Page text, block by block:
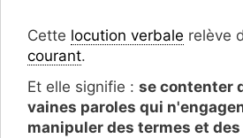
Cette locution verbale relève
courant.
Et elle signifie : se contenter
vaines paroles qui
manipuler des termes et